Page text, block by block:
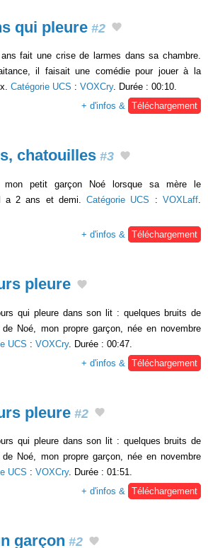
qui pleure #2
fait une crise de larmes dans sa chambre.
il faisait une comédie pour jouer à la
Catégorie UCS : VOXCry. Durée : 00:10.
+ d'infos & Téléchargement
chatouilles #3
mon petit garçon Noé lorsque sa mère le
a 2 ans et demi.Catégorie UCS :VOXLaff
+ d'infos &
Téléchargement
pleure
qui pleure dans son lit : quelques bruits de
Noé, mon propre garçon, née en novembre
UCS : VOXCry. Durée : 00:47.
+ d'infos &
Téléchargement
pleure #2
qui pleure dans son lit : quelques bruits de
Noé, mon propre garçon, née en novembre
UCS : VOXCry. Durée : 01:51.
+ d'infos & Téléchargement
garçon #2